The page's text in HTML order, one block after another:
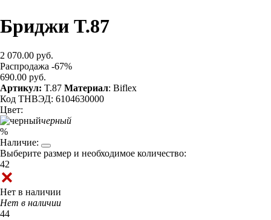
Бриджи T.87
2 070.00 руб.
Распродажа -67%
690.00 руб.
Артикул: T.87 Материал: Biflex
Код ТНВЭД: 6104630000
Цвет:
черный
%
Наличие:
Выберите размер и необходимое количество:
42
Нет в наличии
Нет в наличии
44